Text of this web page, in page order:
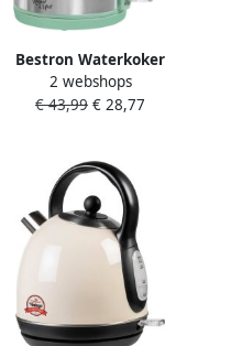
Bestron Waterkoker
snoerloos AWK1000M 1.7 L
mint
2 webshops
€ 43,99 € 28,77